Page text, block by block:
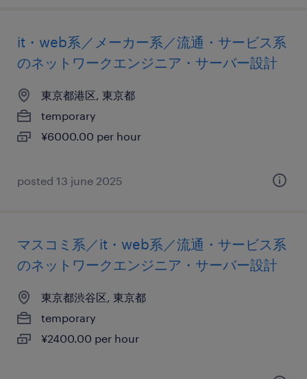
it・web系／メーカー系／流通・サービス系
のネットワークエンジニア・サーバー設計
東京都港区, 東京都
temporary
¥6000.00 per hour
posted 13 june 2025
マスコミ系／it・web系／流通・サービス系
のネットワークエンジニア・サーバー設計
東京都渋谷区, 東京都
temporary
¥2400.00 per hour